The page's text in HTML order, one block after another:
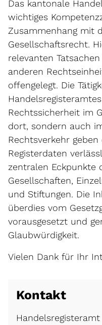
Das kantonale
wichtiges
Zusammenhang mit
Gesellschaftsrecht.
relevanten
anderen
offengelegt. Die
Rechtssicherheit im
dort, sondern auch
Rechtsverkehr
Registerdaten
zentralen Eckpunkte
Gesellschaften,
und Stiftungen. Die
überdies vom
vorausgesetzt und
Glaubwürdigkeit.
Vielen Dank für Ihr
Kontakt
Handelsregisteramt